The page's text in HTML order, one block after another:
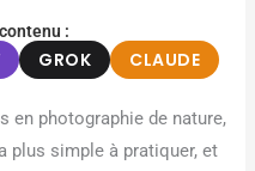
:
GROK CLAUDE
en photographie de nature,
plus simple à pratiquer, et